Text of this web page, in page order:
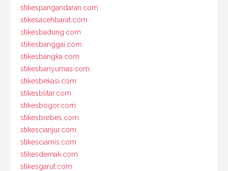
stikespangandaran.com
stikesacehbarat.com
stikesbadung.com
stikesbanggai.com
stikesbangka.com
stikesbanyumas.com
stikesbekasi.com
stikesblitar.com
stikesbogor.com
stikesbrebes.com
stikescianjur.com
stikesciamis.com
stikesdemak.com
stikesgarut.com